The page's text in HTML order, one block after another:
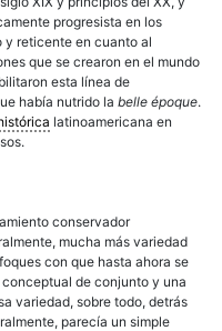
progresista en los
y reticente en cuanto al
que se crearon en el mundo
esta línea de
había nutrido la belle époque.
latinoamericana en
conservador
mucha más variedad
con que hasta ahora se
de conjunto y una
variedad, sobre todo, detrás
parecía un simple